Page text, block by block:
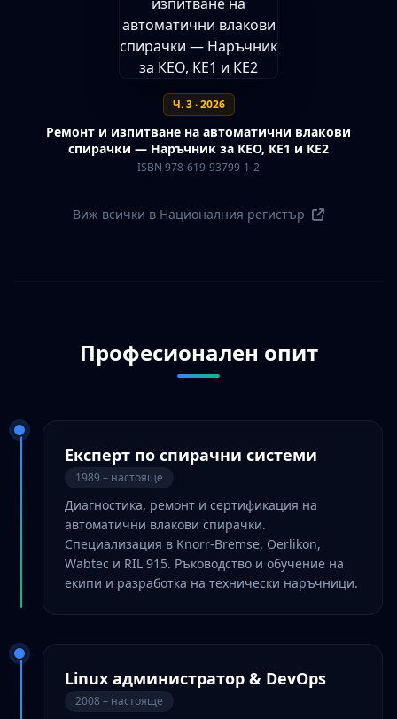
Ч. 3 · 2026
Ремонт и изпитване на автоматични влакови
спирачки — Наръчник за КЕО, КЕ1 и КЕ2
ISBN 978-619-93799-1-2
Виж всички в Националния регистър
Професионален опит
Експерт по спирачни системи
1989 – настояще
Диагностика, ремонт и сертификация на
автоматични влакови спирачки.
Специализация в Knorr-Bremse, Oerlikon,
Wabtec и RIL 915. Ръководство и обучение на
екипи и разработка на технически наръчници.
Linux администратор & DevOps
2008 – настояще